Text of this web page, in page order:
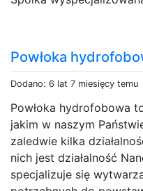
Powłoka
Dodano: 6 lat 7 miesięcy temu
Powłoka hydrofobowa
jakim w naszym
zaledwie kilka
nich jest działalność
specjalizuje się